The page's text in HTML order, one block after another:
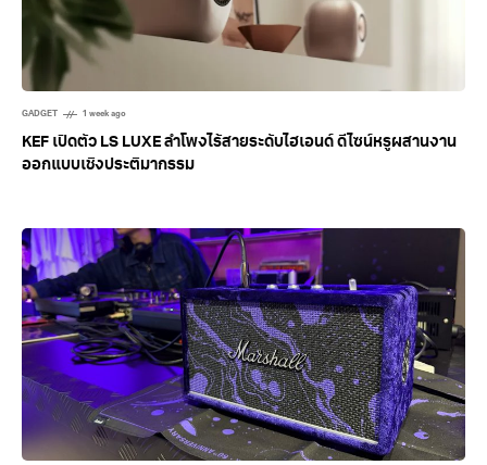
GADGET 1 week ago
KEF เปิดตัว LS LUXE ลำโพงไร้สายระดับไฮเอนด์ ดีไซน์หรูผสานงาน
ออกแบบเชิงประติมากรรม